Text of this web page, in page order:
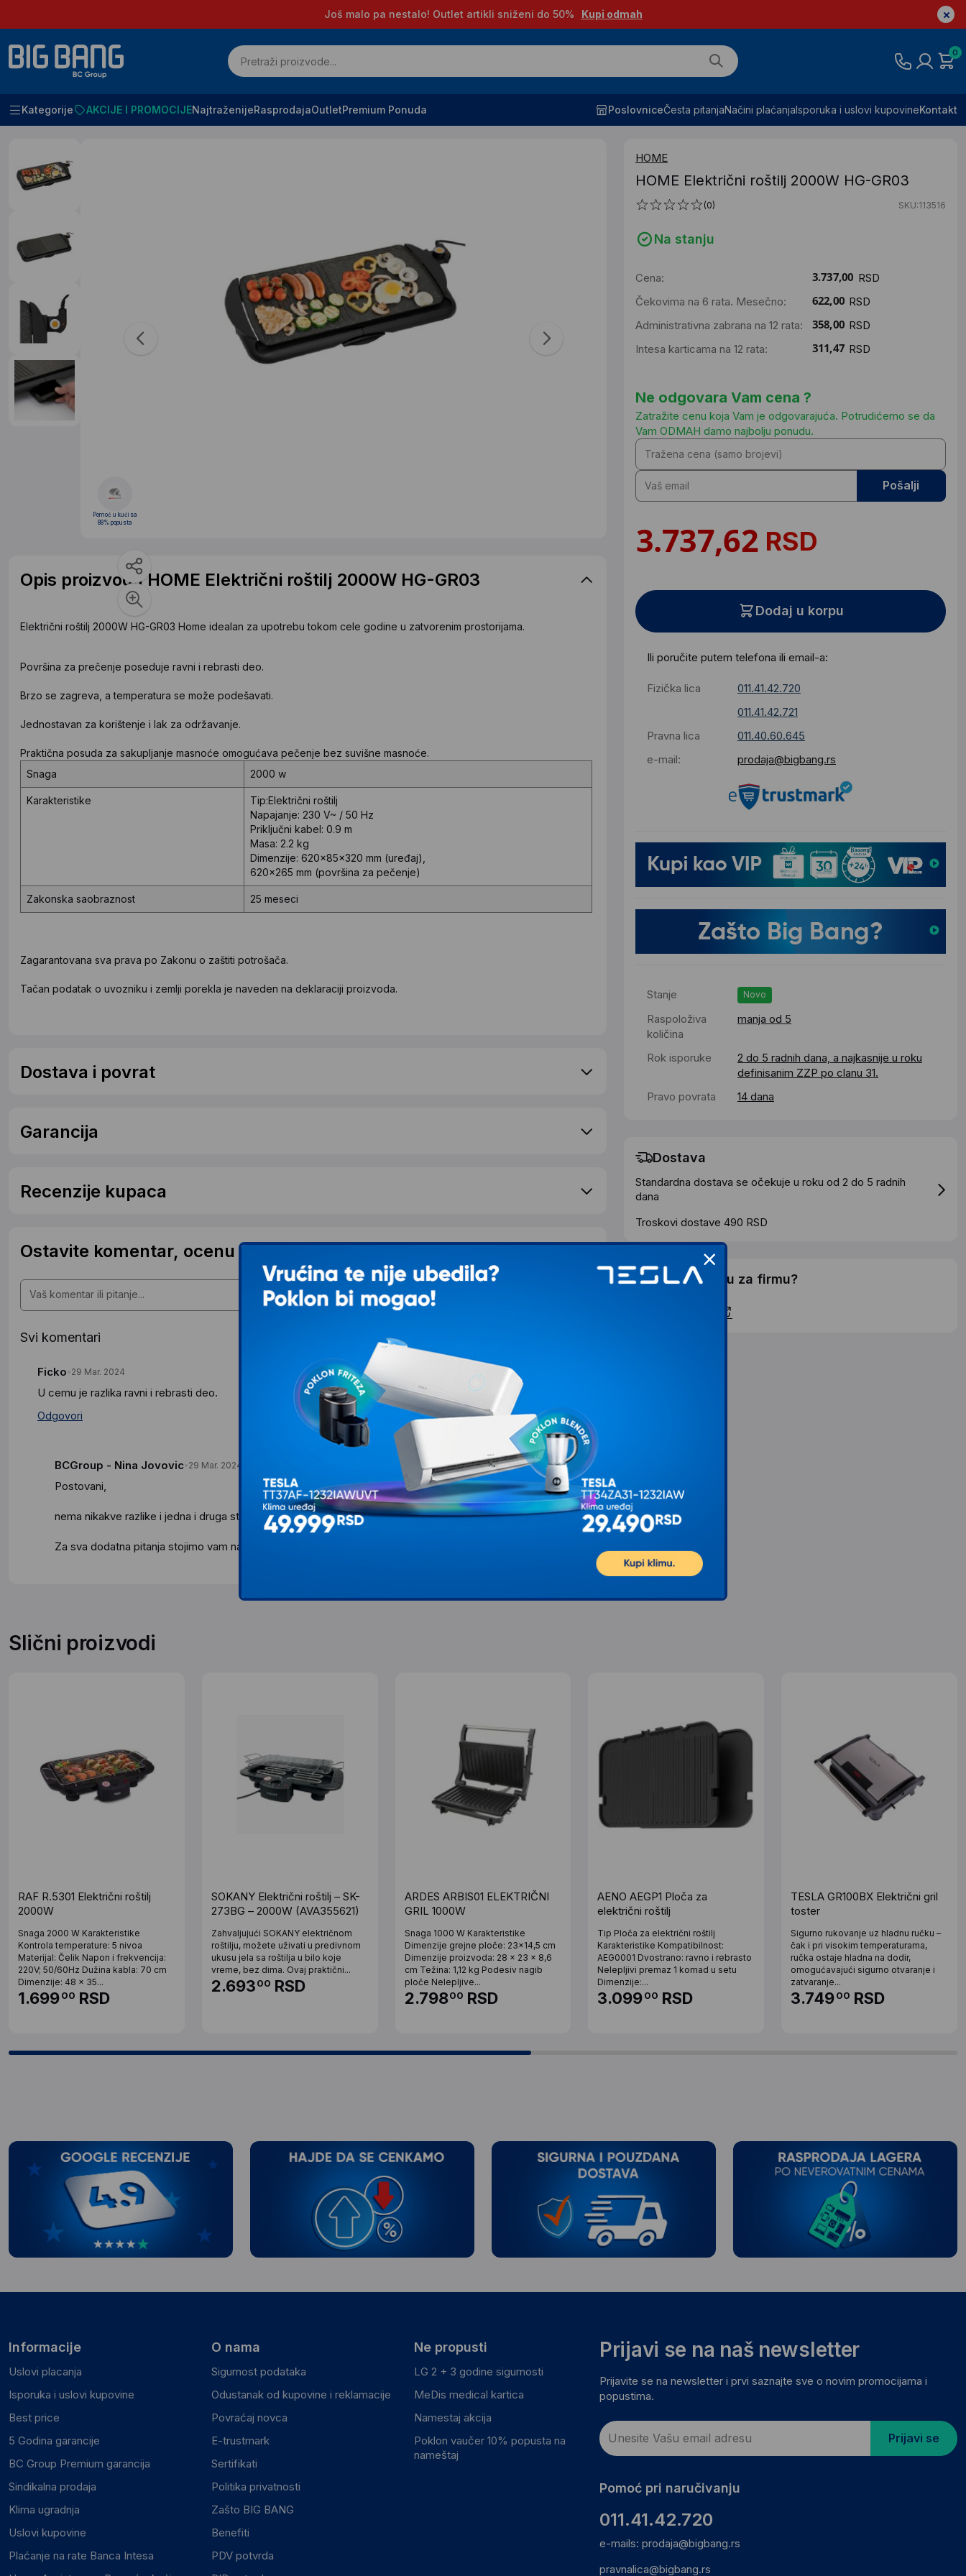
Još malo pa nestalo! Outlet artikli sniženi do 50% Kupi odmah
0
Kategorije AKCIJE I PROMOCIJENajtraženijeRasprodajaOutletPremium Ponuda PoslovniceČesta pitanjaNačini plaćanjaIsporuka i uslovi kupovineKontakt
Početna Mali kucni aparati Električni roštilj
HOME
HOME Električni roštilj 2000W HG-GR03
(0) SKU:113516
Na stanju
Cena:
RSD
Čekovima na 6 rata. Mesečno:
RSD
Administrativna zabrana na 12 rata:
RSD
Intesa karticama na 12 rata:
RSD
Ne odgovara Vam cena ?
Zatražite cenu koja Vam je odgovarajuća. Potrudićemo se da
Vam ODMAH damo najbolju ponudu.
Pošalji
RSD
Dodaj u korpu
Ili poručite putem telefona ili email-a:
Fizička lica
011.41.42.720
011.41.42.721
Pravna lica
011.40.60.645
e-mail:
prodaja@bigbang.rs
Stanje Novo
Raspoloživa
količina
manja od 5
Rok isporuke
2 do 5 radnih dana, a najkasnije u roku
definisanim ZZP po clanu 31.
Pravo povrata
14 dana
Dostava
Standardna dostava se očekuje u roku od 2 do 5 radnih
dana
Troskovi dostave 490 RSD
Želite li ponudu za firmu?
Pomoć u kući sa
88% popusta
Opis proizvoda HOME Električni roštilj 2000W HG-GR03
Električni roštilj 2000W HG-GR03 Home idealan za upotrebu tokom cele godine u zatvorenim prostorijama.
Površina za prečenje poseduje ravni i rebrasti deo.
Brzo se zagreva, a temperatura se može podešavati.
Jednostavan za korištenje i lak za održavanje.
Praktična posuda za sakupljanje masnoće omogućava pečenje bez suvišne masnoće.
Snaga
2000 w
Karakteristike Tip:Električni roštilj
Napajanje: 230 V~ / 50 Hz
Priključni kabel: 0.9 m
Masa: 2.2 kg
Dimenzije: 620x85x320 mm (uređaj),
620x265 mm (površina za pečenje)
Zakonska saobraznost 25 meseci
Zagarantovana sva prava po Zakonu o zaštiti potrošača.
Tačan podatak o uvozniku i zemlji porekla je naveden na deklaraciji proizvoda.
Dostava i povrat
Garancija
Recenzije kupaca
Ostavite komentar, ocenu ili postavite pitanje
Svi komentari
Ficko 29 Mar. 2024
U cemu je razlika ravni i rebrasti deo.
Odgovori
BCGroup - Nina Jovovic 29 Mar. 2024
Postovani,
nema nikakve razlike i jedna i druga strana podjednako peku samo ovaj rebrasti deo je kao gril.
Za sva dodatna pitanja stojimo vam na raspolaganju.
Slični proizvodi
RAF R.5301 Električni roštilj
2000W
Snaga 2000 W Karakteristike
Kontrola temperature: 5 nivoa
Materijal: Čelik Napon i frekvencija:
220V; 50/60Hz Dužina kabla: 70 cm
Dimenzije: 48 x 35...
1.69900 RSD
SOKANY Električni roštilj – SK-
273BG – 2000W (AVA355621)
Zahvaljujući SOKANY električnom
roštilju, možete uživati u predivnom
ukusu jela sa roštilja u bilo koje
vreme, bez dima. Ovaj praktični...
2.69300 RSD
ARDES ARBIS01 ELEKTRIČNI
GRIL 1000W
Snaga 1000 W Karakteristike
Dimenzije grejne ploče: 23x14,5 cm
Dimenzije proizvoda: 28 x 23 x 8,6
cm Težina: 1,12 kg Podesiv nagib
ploče Nelepljive...
2.79800 RSD
AENO AEGP1 Ploča za
električni roštilj
Tip Ploča za električni roštilj
Karakteristike Kompatibilnost:
AEG0001 Dvostrano: ravno i rebrasto
Nelepljivi premaz 1 komad u setu
Dimenzije:...
3.09900 RSD
TESLA GR100BX Električni gril
toster
Sigurno rukovanje uz hladnu ručku –
čak i pri visokim temperaturama,
ručka ostaje hladna na dodir,
omogućavajući sigurno otvaranje i
zatvaranje...
3.74900 RSD
Informacije
Uslovi placanja
Isporuka i uslovi kupovine
Best price
5 Godina garancije
BC Group Premium garancija
Sindikalna prodaja
Klima ugradnja
Uslovi kupovine
Plaćanje na rate Banca Intesa
O nama
Sigurnost podataka
Odustanak od kupovine i reklamacije
Povraćaj novca
E-trustmark
Sertifikati
Politika privatnosti
Zašto BIG BANG
Benefiti
PDV potvrda
Ne propusti
LG 2 + 3 godine sigurnosti
MeDis medical kartica
Namestaj akcija
Poklon vaučer 10% popusta na
nameštaj
Prijavi se na naš newsletter
Prijavite se na newsletter i prvi saznajte sve o novim promocijama i
popustima.
Prijavi se
Pomoć pri naručivanju
011.41.42.720
e-mails: prodaja@bigbang.rs
pravnalica@bigbang.rs